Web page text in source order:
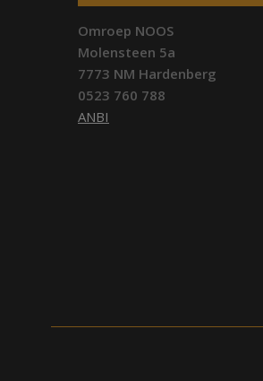
Omroep NOOS
Molensteen 5a
7773 NM Hardenberg
0523 760 788
ANBI